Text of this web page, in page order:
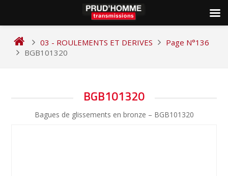
content
03 - ROULEMENTS ET DERIVES
Page N°136
BGB101320
BGB101320
Bagues de glissements en bronze – BGB101320